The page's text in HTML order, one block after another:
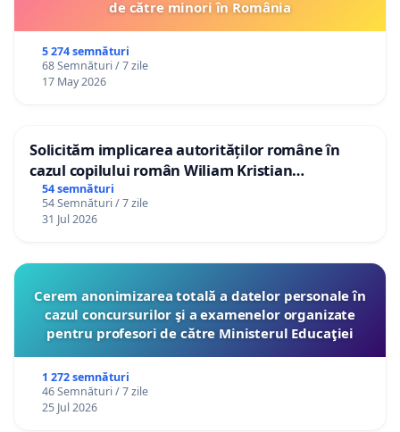
de către minori în România
5 274 semnături
68 Semnături / 7 zile
17 May 2026
Solicităm implicarea autorităților române în
cazul copilului român Wiliam Kristian
Gheorghe, aflat în plasament în Danemarca de
12 ani
54 semnături
54 Semnături / 7 zile
31 Jul 2026
Cerem anonimizarea totală a datelor personale în
cazul concursurilor şi a examenelor organizate
pentru profesori de către Ministerul Educaţiei
1 272 semnături
46 Semnături / 7 zile
25 Jul 2026